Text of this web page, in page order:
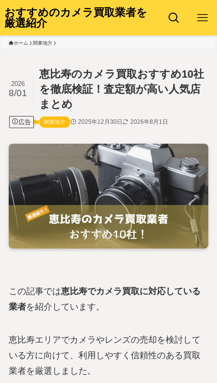
おすすめのカメラ買取業者を
厳選紹介
ホーム 関東地方
恵比寿のカメラ買取おすすめ10社
を徹底検証！査定額が高い人気店
まとめ
2026
8/01
広告 関東地方 2025年12月30日 2026年8月1日
この記事では恵比寿でカメラ買取に対応している
業者を紹介しています。
恵比寿エリアでカメラやレンズの売却を検討して
いる方に向けて、利用しやすく信頼性のある買取
業者を厳選しました。